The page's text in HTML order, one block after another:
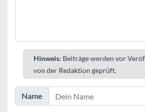
Hinweis: Beiträge werden vor
von der Redaktion geprüft.
Name